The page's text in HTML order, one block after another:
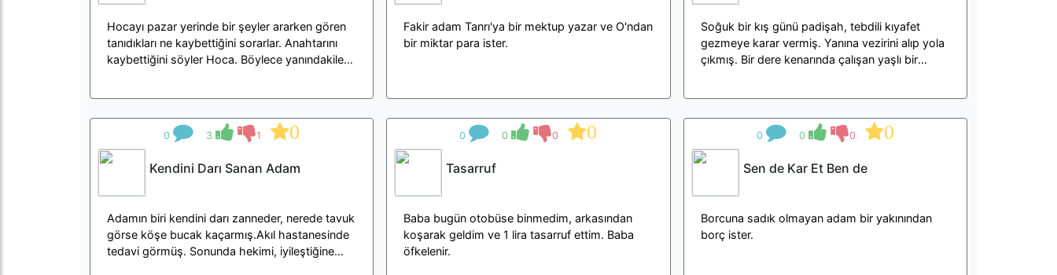
Hocayı pazar yerinde bir şeyler ararken gören
tanıdıkları ne kaybettiğini sorarlar. Anahtarını
kaybettiğini söyler Hoca. Böylece yanındakiler
Fakir adam Tanrı'ya bir mektup yazar ve O'ndan
bir miktar para ister.
Soğuk bir kış günü padişah, tebdili kıyafet
gezmeye karar vermiş. Yanına vezirini alıp yola
çıkmış. Bir dere kenarında çalışan yaşlı bir
0 3 1 0
Kendini Darı Sanan Adam
Adamın biri kendini darı zanneder, nerede tavuk
görse köşe bucak kaçarmış.Akıl hastanesinde
tedavi görmüş. Sonunda hekimi, iyileştiğine
0 0 0 0
Tasarruf
Baba bugün otobüse binmedim, arkasından
koşarak geldim ve 1 lira tasarruf ettim. Baba
öfkelenir.
0 0 0 0
Sen de Kar Et Ben de
Borcuna sadık olmayan adam bir yakınından
borç ister.